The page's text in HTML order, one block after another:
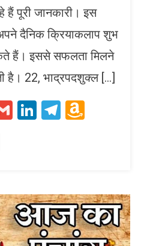
हैं पूरी जानकारी। इस
दैनिक क्रियाकलाप शुभ
हैं। इससे सफलता मिलने
है। 22, भाद्रपदशुक्ल […]
GmailLinkedIn
Telegram